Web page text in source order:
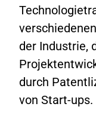
der Industrie,
durch
von Start-ups.